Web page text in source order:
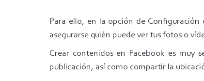
Para ello, en la opción de
asegurarse quién puede ver tus fotos o
Crear contenidos en Facebook es muy
publicación, así como compartir la